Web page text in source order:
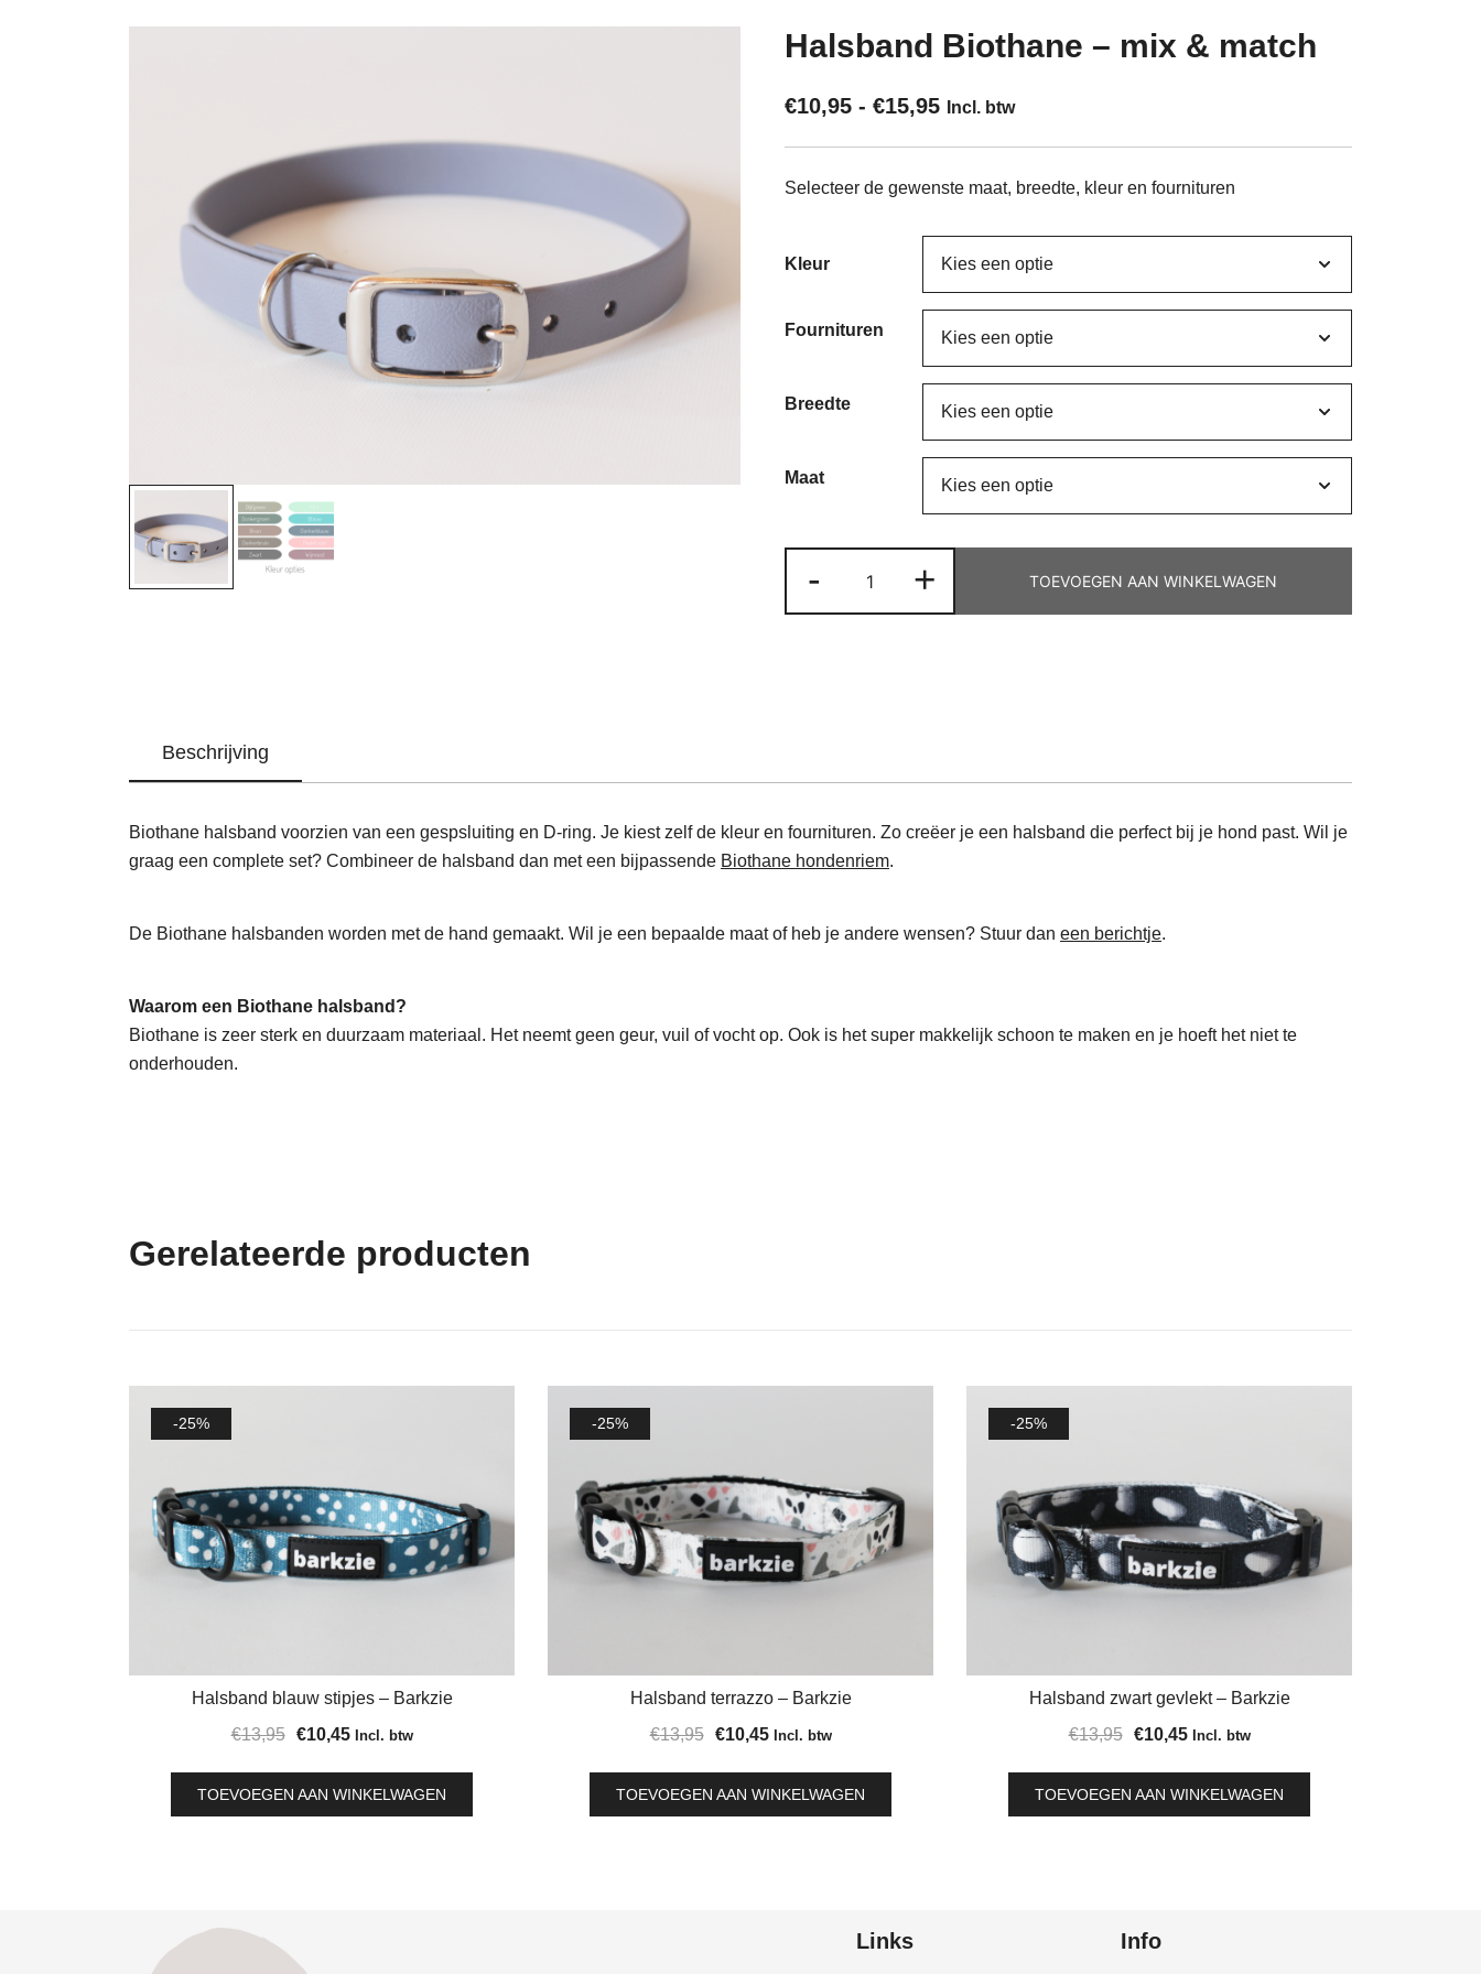
Halsband Biothane – mix & match
€10,95 - €15,95Prijsklasse:
€10,95
tot
Incl. btw
Selecteer de gewenste maat, breedte, kleur en fournituren
Kleur
Fournituren
Breedte
Maat
-
Biothane
-
+ TOEVOEGEN AAN WINKELWAGEN
Beschrijving
Biothane halsband voorzien van een gespsluiting en D-ring. Je kiest zelf de kleur en fournituren. Zo creëer je een halsband die perfect bij je hond past. Wil je
graag een complete set? Combineer de halsband dan met een bijpassende Biothane hondenriem.
De Biothane halsbanden worden met de hand gemaakt. Wil je een bepaalde maat of heb je andere wensen? Stuur dan een berichtje.
Waarom een Biothane halsband?
Biothane is zeer sterk en duurzaam materiaal. Het neemt geen geur, vuil of vocht op. Ook is het super makkelijk schoon te maken en je hoeft het niet te
onderhouden.
Gerelateerde producten
-25%
Halsband blauw stipjes – Barkzie
€13,95
Oorspronkelijke
was:
€13,95.
€10,45Huidige
is:
€10,45.
Incl. btw
TOEVOEGEN AAN WINKELWAGEN
-25%
Halsband terrazzo – Barkzie
€13,95
Oorspronkelijke
was:
€13,95.
€10,45Huidige
is:
€10,45.
Incl. btw
TOEVOEGEN AAN WINKELWAGEN
-25%
Halsband zwart gevlekt – Barkzie
€13,95
Oorspronkelijke
was:
€13,95.
€10,45Huidige
is:
€10,45.
Incl. btw
TOEVOEGEN AAN WINKELWAGEN
Links Info